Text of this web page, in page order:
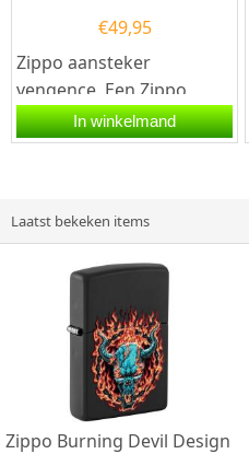
€49,95
Zippo aansteker
vengence. Een Zippo
aansteker is een
kwalitatief
In winkelmand
Laatst bekeken items
Zippo Burning Devil Design